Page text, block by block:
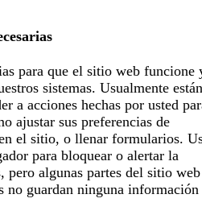
para que el sitio web funcione
sistemas. Usualmente están
a acciones hechas por usted
ajustar sus preferencias de
el sitio, o llenar formularios.
para bloquear o alertar la
pero algunas partes del sitio
no guardan ninguna información